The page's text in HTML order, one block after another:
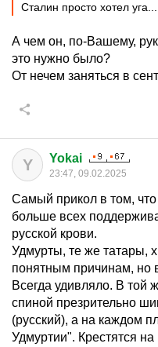
Сталин просто хотел
А чем он, по-Вашему,
это нужно было?
От нечем заняться в
Y Yokai
23:47, 09.02.2025
Самый прикол в том,
больше всех
русской крови.
Удмурты, те же татары,
понятным причинам, но
Всегда удивляло. В той
спиной презрительно
(русский), а на каждом
Удмуртии". Крестятся